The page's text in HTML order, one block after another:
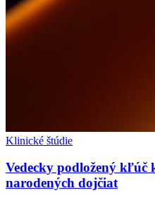
Klinické štúdie
Vedecky podložený kľúč
narodených dojčiat